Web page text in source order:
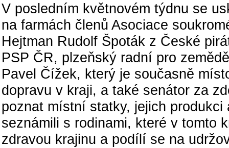
V posledním květnovém týdnu se
na farmách členů Asociace
Hejtman Rudolf Špoták z České
PSP ČR, plzeňský radní pro
Pavel Čížek, který je současně
dopravu v kraji, a také senátor za
poznat místní statky, jejich
seznámili s rodinami, které v tomto
zdravou krajinu a podílí se na